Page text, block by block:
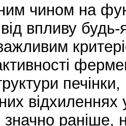
чином на
впливу будь-
відхиленнях
раніше,